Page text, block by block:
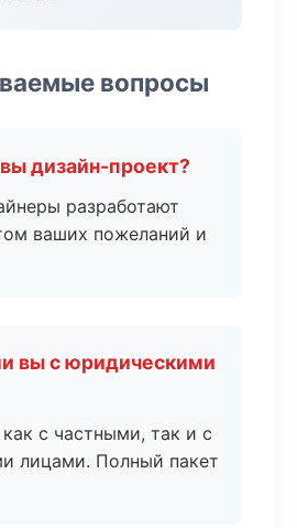
вопросы
дизайн-проект?
разработают
ваших пожеланий и
вы с юридическими
с частными, так и с
лицами. Полный пакет